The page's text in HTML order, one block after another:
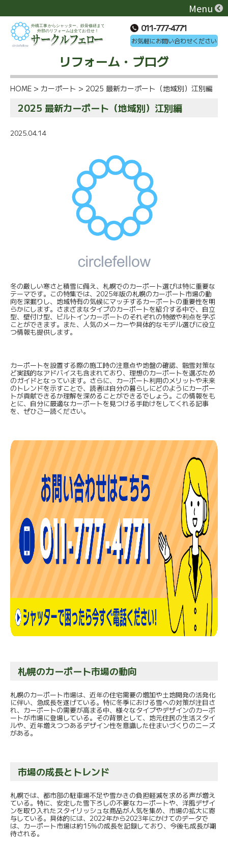
Menu
011-777-4771
お気軽にお問い合わせください
リフォーム・ブログ
HOME > カーポート > 2025 最新カーポート（地域別）江別編
2025 最新カーポート（地域別）江別編
2025.04.14
冬の厳しい寒さと積雪に備え、札幌でのカーポート選びは特に重要な
テーマです。この特集では、2025年版の札幌のカーポート市場の動
向を深掘りし、地域特有の気候にマッチするカーポートの重要性を明
らかにします。さまざまなタイプのカーポートを紹介する中で、自立
型、壁付け型、ビルトインカーポートのそれぞれの特徴や利点を学ぶ
ことができます。また、人気のメーカーや具体的なモデル選びに役立
つ情報も提供します。
カーポートを設置する際の施工時の注意点や地盤の確認、融雪対策な
ど実践的なアドバイスも含まれており、理想のカーポートを選ぶため
のガイドとなっています。さらに、カーポート利用のメリットや未来
のトレンドを示すことで、読者は自分の暮らしにどのようにカーポー
トが貢献できるか理解を深めることができるでしょう。この情報をも
とに、自分に最適なカーポートを見つける手助けをしてくれる記事
を、ぜひご一読ください。
札幌のカーポート市場の動向
札幌のカーポート市場は、近年の住宅需要の増加や土地開発の活発化
に伴い、急成長を遂げている。特に冬季における雪への対策が注目さ
れ、カーポートの需要が高まる中、様々なタイプやデザインのカーポ
ートが市場に登場している。その背景として、地元住民の生活スタイ
ルや、近年増えつつあるデザイン性を意識した住まいづくりのニーズ
がある。
市場の成長とトレンド
札幌では、都市部の駐車場不足や雪かきの負担軽減を求める声が増え
ている。特に、安定した雪下ろしの不要なカーポートや、洋風デザイ
ンを取り入れたスタイリッシュな商品が人気を集め、市場の拡大に寄
与している。具体的には、2022年から2023年にかけてのデータで
は、カーポート市場は約15%の成長を記録しており、今後も成長が期
待される。